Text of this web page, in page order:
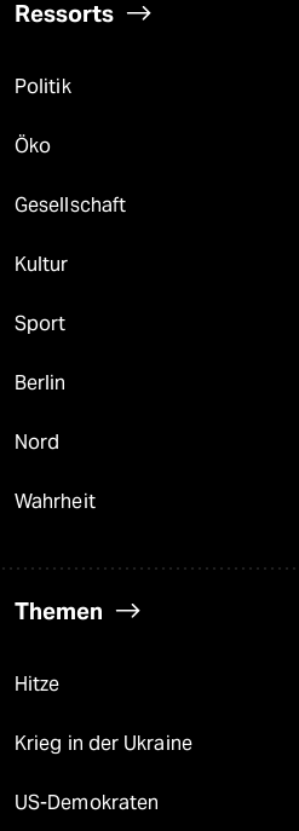
Ressorts
Politik
Öko
Gesellschaft
Kultur
Sport
Berlin
Nord
Wahrheit
Themen
Hitze
Krieg in der Ukraine
US-Demokraten